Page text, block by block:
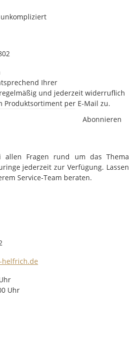
Ihrer
regelmäßig und jederzeit widerruflich
Produktsortiment per E-Mail zu.
Abonnieren
Fragen rund um das Thema
jederzeit zur Verfügung. Lassen
Service-Team beraten.
helfrich.de
Uhr